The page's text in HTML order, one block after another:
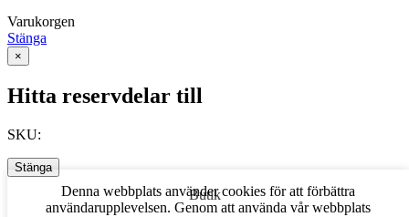
Varukorgen
Stänga
Denna webbplats använder cookies för att förbättra
användarupplevelsen. Genom att använda vår webbplats
×
Hitta reservdelar till
SKU:
Stänga
Butik